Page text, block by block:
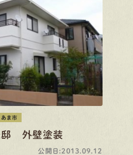
あま市
邸 外壁塗装
公開日:2013.09.12